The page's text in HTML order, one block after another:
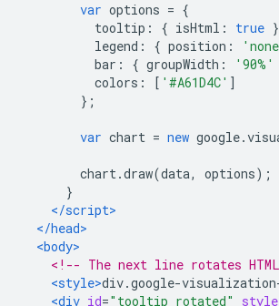
var options = {
tooltip : { isHtml : true
legend : { position :
bar : { groupWidth : '90%'
colors : [ '#A61D4C' ]
};
var chart = new google.
chart.draw(data, options);
}
</script>
</head>
<body>
<!-- The next line rotates
<style>div.google-
<div id="tooltip_rotated" style